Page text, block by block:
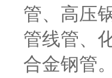
管、高压
管线管、
合金钢管